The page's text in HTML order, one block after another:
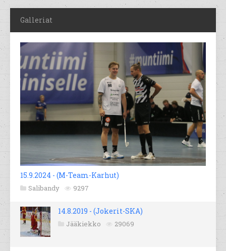
Galleriat
15.9.2024 - (M-Team-Karhut)
Salibandy 9297
14.8.2019 - (Jokerit-SKA)
Jääkiekko 29069